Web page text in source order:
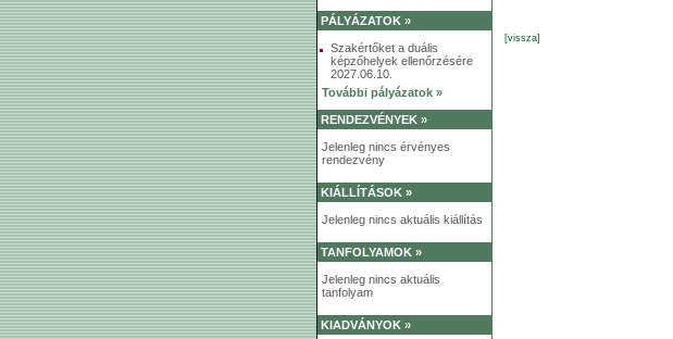
PÁLYÁZATOK »
Szakértőket a duális
képzőhelyek ellenőrzésére
2027.06.10.
További pályázatok »
RENDEZVÉNYEK »
Jelenleg nincs érvényes
rendezvény
KIÁLLÍTÁSOK »
Jelenleg nincs aktuális kiállítás
TANFOLYAMOK »
Jelenleg nincs aktuális
tanfolyam
KIADVÁNYOK »
[vissza]